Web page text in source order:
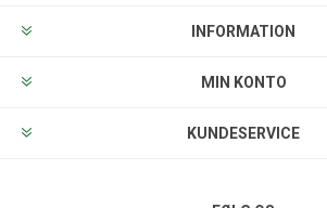
INFORMATION
MIN KONTO
KUNDESERVICE